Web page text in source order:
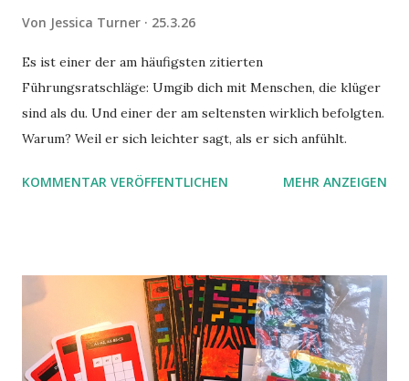
Von Jessica Turner 25.3.26
Es ist einer der am häufigsten zitierten
Führungsratschläge: Umgib dich mit Menschen, die klüger
sind als du. Und einer der am seltensten wirklich befolgten.
Warum? Weil er sich leichter sagt, als er sich anfühlt.
KOMMENTAR VERÖFFENTLICHEN MEHR ANZEIGEN